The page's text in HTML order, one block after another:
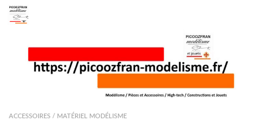
Skip to content
ACCESSOIRES / MATÉRIEL MODÉLISME